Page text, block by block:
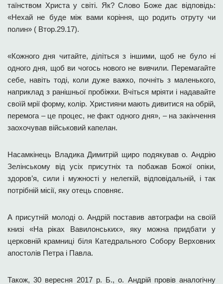
таїнством Христа у світі. Як? Слово Боже дає відповідь:
«Нехай не буде між вами коріння, що родить отруту чи
полин» ( Втор.29.17).
«Кожного дня читайте, діліться з іншими, щоб не було ні
одного дня, щоб ви чогось нового не вивчили. Перемагайте
себе, навіть тоді, коли дуже важко, почніть з маленького,
наприклад з ранішньої пробіжки. Вчіться мріяти і надавайте
своїй мрії форму, колір. Християни мають дивитися на обрій,
перемога – це процес, не факт одного дня», – на закінчення
заохочував військовий капелан.
Насамкінець Владика Димитрій щиро подякував о. Андрію
Зелінському від усіх присутніх та побажав Божої опіки,
здоров’я, сили і мужності у нелегкій, відповідальній, і так
потрібній місії, яку отець сповняє.
А присутній молоді о. Андрій поставив автографи на своїй
книзі «На ріках Вавилонських», яку можна придбати у
церковній крамниці біля Катедрального Собору Верховних
апостолів Петра і Павла.
Також, 30 вересня 2017 р. Б., о. Андрій провів аналогічну